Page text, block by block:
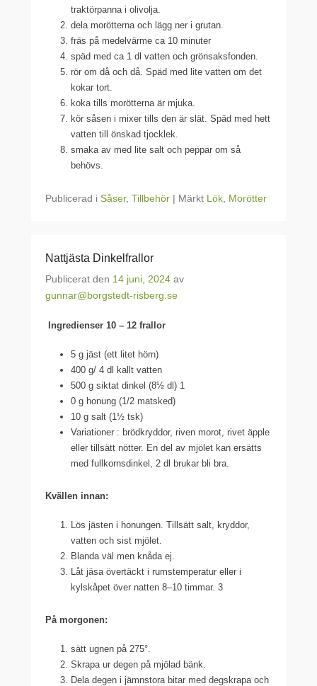
traktörpanna i olivolja.
dela morötterna och lägg ner i grutan.
fräs på medelvärme ca 10 minuter
späd med ca 1 dl vatten och grönsaksfonden.
rör om då och då. Späd med lite vatten om det
kokar tort.
koka tills morötterna är mjuka.
kör såsen i mixer tills den är slät. Späd med hett
vatten till önskad tjocklek.
smaka av med lite salt och peppar om så
behövs.
Publicerad i Såser, Tillbehör | Märkt Lök Morötter
Nattjästa Dinkelfrallor
Publicerat den 14 juni, 2024 av
gunnar@borgstedt-risberg.se
Ingredienser 10 – 12 frallor
5 g jäst (ett litet hörn)
400 g/ 4 dl kallt vatten
500 g siktat dinkel (8½ dl) 1
0 g honung (1/2 matsked)
10 g salt (1½ tsk)
Variationer : brödkryddor, riven morot, rivet äpple
eller tillsätt nötter. En del av mjölet kan ersätts
med fullkornsdinkel, 2 dl brukar bli bra.
Kvällen innan:
Lös jästen i honungen. Tillsätt salt, kryddor,
vatten och sist mjölet.
Blanda väl men knåda ej.
Låt jäsa övertäckt i rumstemperatur eller i
kylskåpet över natten 8–10 timmar. 3
På morgonen:
sätt ugnen på 275°.
Skrapa ur degen på mjölad bänk.
Dela degen i jämnstora bitar med degskrapa och